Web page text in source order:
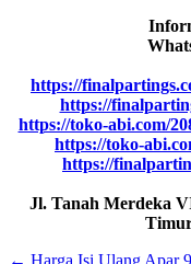
https://
https://
https://toko-abi.com/
https://toko-
https://
Jl. Tanah Merdeka